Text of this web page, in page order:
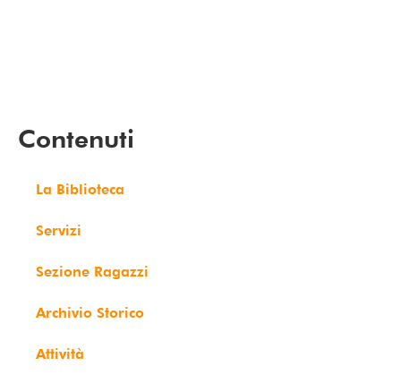
Contenuti
La Biblioteca
Servizi
Sezione Ragazzi
Archivio Storico
Attività